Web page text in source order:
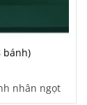
bánh)
nhân ngọt